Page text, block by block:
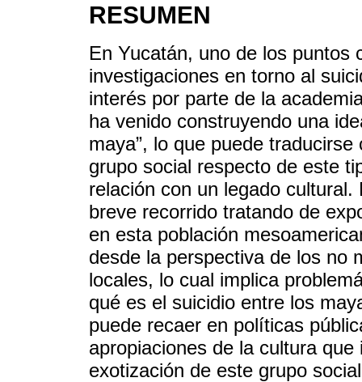
RESUMEN
En Yucatán, uno de los puntos
investigaciones en torno al
interés por parte de la
ha venido construyendo una
maya”, lo que puede
grupo social respecto de este
relación con un legado
breve recorrido tratando de
en esta población
desde la perspectiva de los no
locales, lo cual implica
qué es el suicidio entre los
puede recaer en políticas
apropiaciones de la cultura
exotización de este grupo